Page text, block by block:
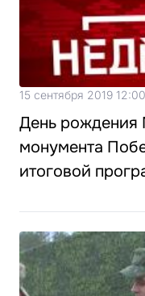
15 сентября 2019 12:00
День рождения
монумента
итоговой